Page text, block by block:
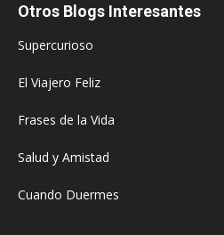
Otros Blogs Interesantes
Supercurioso
El Viajero Feliz
Frases de la Vida
Salud y Amistad
Cuando Duermes